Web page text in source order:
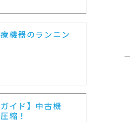
機器のランニン
イド】中古機
縮！